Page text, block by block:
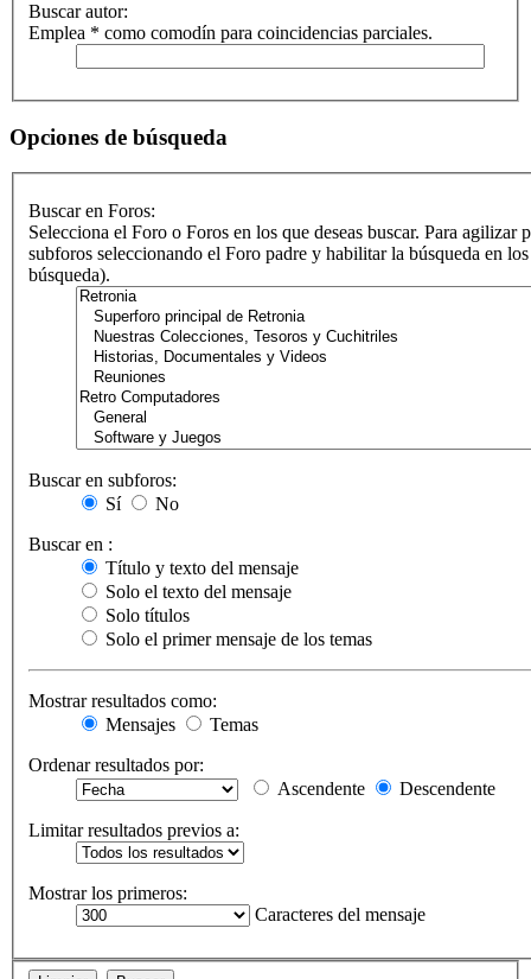
Buscar autor:
Emplea * como comodín para coincidencias parciales.
Opciones de búsqueda
Buscar en Foros:
Selecciona el Foro o Foros en los que deseas buscar. Para agilizar
subforos seleccionando el Foro padre y habilitar la búsqueda en
búsqueda).
Buscar en subforos:
Sí
No
Buscar en :
Título y texto del mensaje
Solo el texto del mensaje
Solo títulos
Solo el primer mensaje de los temas
Mostrar resultados como:
Mensajes
Temas
Ordenar resultados por:
Ascendente
Descendente
Limitar resultados previos a:
Mostrar los primeros:
Caracteres del mensaje